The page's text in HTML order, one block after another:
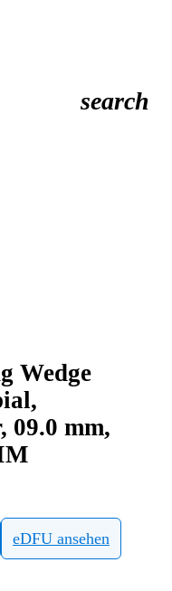
search
Wedge
09.0 mm,
eDFU ansehen